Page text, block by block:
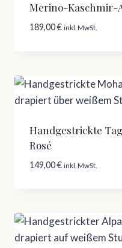
Merino-Kaschmir-
189,00€ inkl. MwSt.
Handgestrickte
Rosé
149,00€ inkl. MwSt.